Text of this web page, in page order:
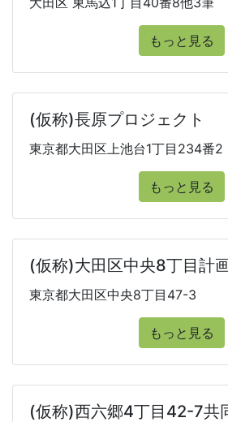
もっと見る
(仮称)長原プロジェクト
東京都大田区上池台1丁目234番2
もっと見る
(仮称)大田区中央8丁目計
東京都大田区中央8丁目47-3
もっと見る
(仮称)西六郷4丁目42-7共